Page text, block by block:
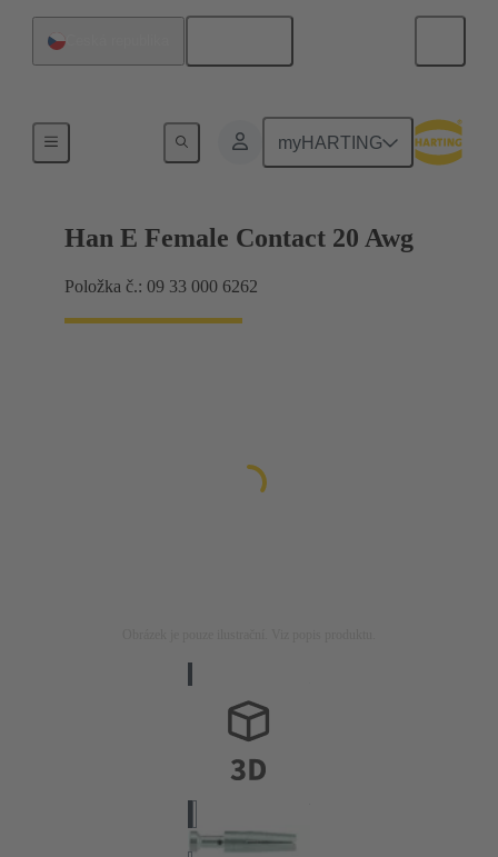
myHARTING
Han E Female Contact 20 Awg
Položka č.: 09 33 000 6262